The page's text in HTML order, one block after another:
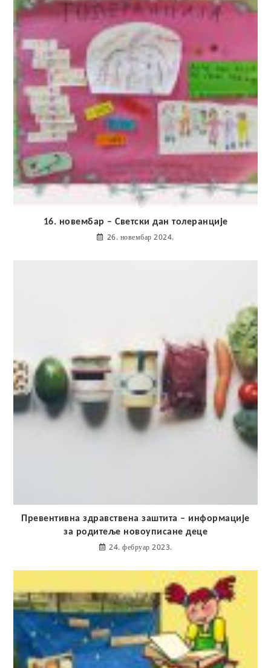
16. новембар – Светски дан толеранције
26. новембар 2024.
Превентивна здравствена заштита – информације
за родитеље новоуписане деце
24. фебруар 2023.